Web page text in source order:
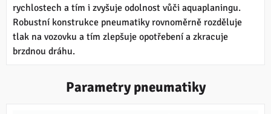
rychlostech a tím i zvyšuje odolnost vůči aquaplaningu.
Robustní konstrukce pneumatiky rovnoměrně rozděluje
tlak na vozovku a tím zlepšuje opotřebení a zkracuje
brzdnou dráhu.
Parametry pneumatiky